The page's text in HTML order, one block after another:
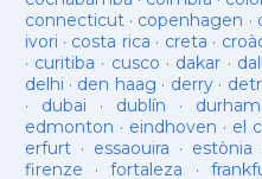
connecticut· copenhagen ·
ivori · costa rica · creta ·
· curitiba · cusco · dakar ·
delhi · den haag · derry·
· dubai · dublín · durham
edmonton · eindhoven · el
erfurt· essaouira · estònia
firenze ·fortaleza ·